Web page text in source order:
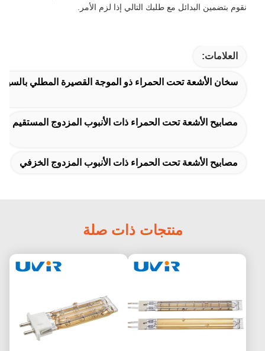
بتضمين البدائل مع طلبك التالي إذا لزم الأمر.
العلامات:
سخان الأشعة تحت الحمراء ذو ​​الموجة القصيرة المطلي بالسيراميك
مصابيح الأشعة تحت الحمراء ذات الأنبوب المزدوج المستقيم
مصابيح الأشعة تحت الحمراء ذات الأنبوب المزدوج الخزفي
منتجات ذات صلة